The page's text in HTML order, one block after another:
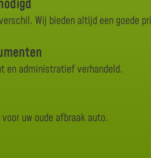
Wij bieden altijd een goede
en administratief verhandeld.
uw oude afbraak auto.